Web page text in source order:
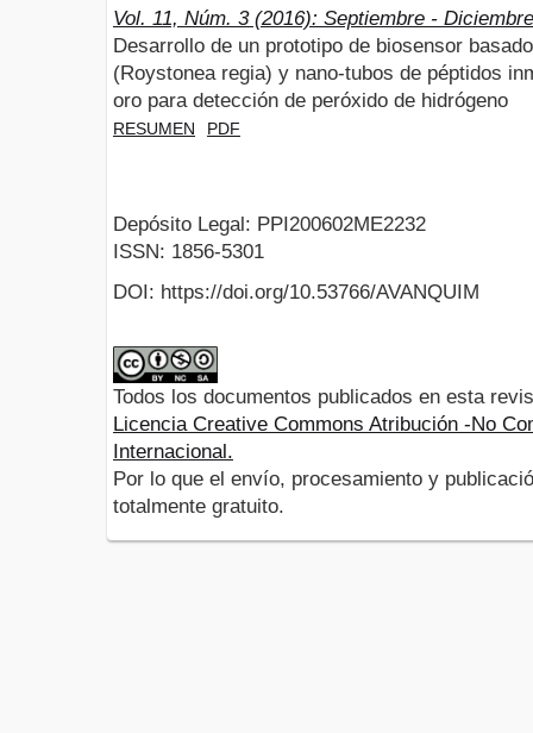
Vol. 11, Núm. 3 (2016): Septiembre - Diciembre
Desarrollo de un prototipo de biosensor
(Roystonea regia) y nano-tubos de péptidos
oro para detección de peróxido de hidrógeno
RESUMEN PDF
Depósito Legal: PPI200602ME2232
ISSN: 1856-5301
DOI: https://doi.org/10.53766/AVANQUIM
Todos los documentos publicados en esta
Licencia Creative Commons Atribución -No
Internacional.
Por lo que el envío, procesamiento y
totalmente gratuito.